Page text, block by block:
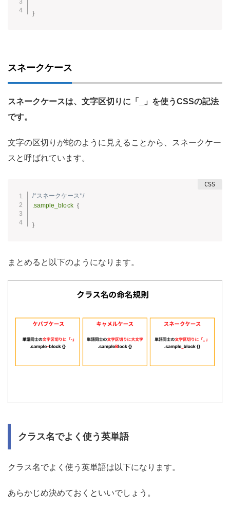
}
スネークケース
スネークケースは、文字区切りに「_」を使うCSSの記法
です。
文字の区切りが蛇のように見えることから、スネークケー
スと呼ばれています。
/*スネークケース*/
.sample_block {
}
まとめると以下のようになります。
クラス名でよく使う英単語
クラス名でよく使う英単語は以下になります。
あらかじめ決めておくといいでしょう。